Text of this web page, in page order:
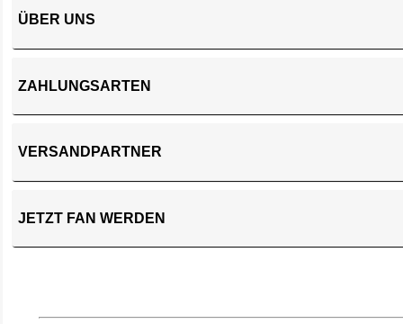
ÜBER UNS
ZAHLUNGSARTEN
VERSANDPARTNER
JETZT FAN WERDEN